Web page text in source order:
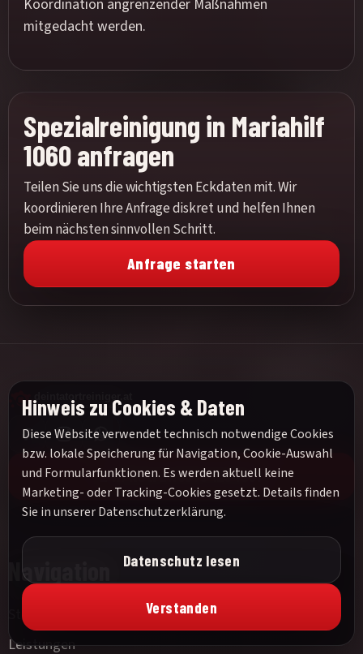
Koordination angrenzender Maßnahmen
mitgedacht werden.
Spezialreinigung in Mariahilf
1060 anfragen
Teilen Sie uns die wichtigsten Eckdaten mit. Wir
koordinieren Ihre Anfrage diskret und helfen Ihnen
beim nächsten sinnvollen Schritt.
Anfrage starten
24h Notruf:0676 1234567
Navigation
Startseite
Leistungen
Hinweis zu Cookies & Daten
Diese Website verwendet technisch notwendige Cookies
bzw. lokale Speicherung für Navigation, Cookie-Auswahl
und Formularfunktionen. Es werden aktuell keine
Marketing- oder Tracking-Cookies gesetzt. Details finden
Sie in unsererDatenschutzerklärung.
Datenschutz lesen
Verstanden